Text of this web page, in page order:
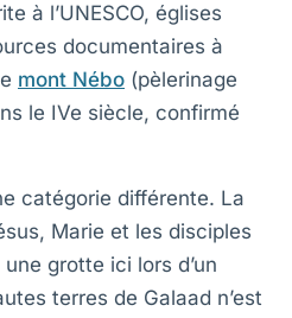
à l’UNESCO, églises
documentaires à
mont Nébo (pèlerinage
le IVe siècle, confirmé
catégorie différente. La
Marie et les disciples
grotte ici lors d’un
terres de Galaad n’est